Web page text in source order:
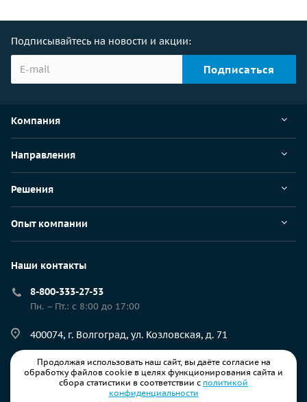
Подписывайтесь на новости и акции:
Компания
Направления
Решения
Опыт компании
Наши контакты
8-800-333-27-53
Пн. – Пт.: с 8:00 до 17:00
400074, г. Волгоград, ул. Козловская, д. 71
resp@ec-rs.ru
Продолжая использовать наш сайт, вы даёте согласие на
обработку файлов cookie в целях функционирования сайта и
сбора статистики в соответствии с политикой
конфиденциальности